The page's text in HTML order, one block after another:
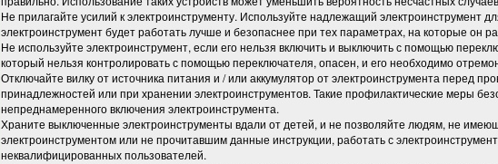
Не прилагайте усилий к электроинструменту. Используйте надлежащий электроинструмент
электроинструмент будет работать лучше и безопаснее при тех параметрах, на которые он
Не используйте электроинструмент, если его нельзя включить и выключить с помощью
который нельзя контролировать с помощью переключателя, опасен, и его необходимо
Отключайте вилку от источника питания и / или аккумулятор от электроинструмента перед
принадлежностей или при хранении электроинструментов. Такие профилактические меры
непреднамеренного включения электроинструмента.
Храните выключенные электроинструменты вдали от детей, и не позволяйте людям, не
электроинструментом или не прочитавшим данные инструкции, работать с
неквалифицированных пользователей.